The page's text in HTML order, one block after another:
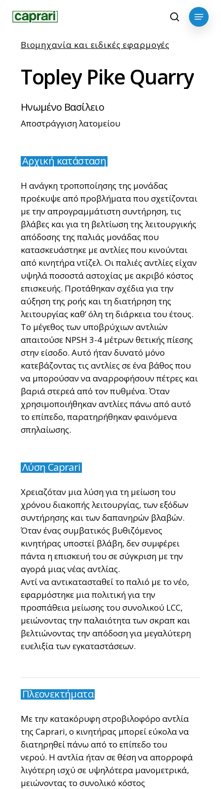
content
search
Menu
Βιομηχανία και ειδικές εφαρμογές
Topley Pike Quarry
Ηνωμένο Βασίλειο
Αποστράγγιση λατομείου
Αρχική κατάσταση
Η ανάγκη τροποποίησης της μονάδας
προέκυψε από προβλήματα που σχετίζονται
με την απρογραμμάτιστη συντήρηση, τις
βλάβες και για τη βελτίωση της λειτουργικής
απόδοσης της παλιάς μονάδας που
κατασκευάστηκε με αντλίες που κινούνται
από κινητήρα ντίζελ. Οι παλιές αντλίες είχαν
υψηλά ποσοστά αστοχίας με ακριβό κόστος
επισκευής. Προτάθηκαν σχέδια για την
αύξηση της ροής και τη διατήρηση της
λειτουργίας καθ’ όλη τη διάρκεια του έτους.
Το μέγεθος των υποβρύχιων αντλιών
απαιτούσε NPSH 3-4 μέτρων θετικής πίεσης
στην είσοδο. Αυτό ήταν δυνατό μόνο
κατεβάζοντας τις αντλίες σε ένα βάθος που
να μπορούσαν να αναρροφήσουν πέτρες και
βαριά στερεά από τον πυθμένα. Όταν
χρησιμοποιήθηκαν αντλίες πάνω από αυτό
το επίπεδο, παρατηρήθηκαν φαινόμενα
σπηλαίωσης.
Λύση Caprari
Χρειαζόταν μια λύση για τη μείωση του
χρόνου διακοπής λειτουργίας, των εξόδων
συντήρησης και των δαπανηρών βλαβών.
Όταν ένας συμβατικός βυθιζόμενος
κινητήρας υποστεί βλάβη, δεν συμφέρει
πάντα η επισκευή του σε σύγκριση με την
αγορά μιας νέας αντλίας.
Αντί να αντικατασταθεί το παλιό με το νέο,
εφαρμόστηκε μια πολιτική για την
προσπάθεια μείωσης του συνολικού LCC,
μειώνοντας την παλαιότητα των σκραπ και
βελτιώνοντας την απόδοση για μεγαλύτερη
ευελιξία των εγκαταστάσεων.
Πλεονεκτήματα
Με την κατακόρυφη στροβιλοφόρο αντλία
της Caprari, ο κινητήρας μπορεί εύκολα να
διατηρηθεί πάνω από το επίπεδο του
νερού. Η αντλία ήταν σε θέση να απορροφά
λιγότερη ισχύ σε υψηλότερα μανομετρικά,
μειώνοντας το συνολικό κόστος